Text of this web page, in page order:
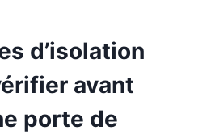
d’isolation
avant
porte de